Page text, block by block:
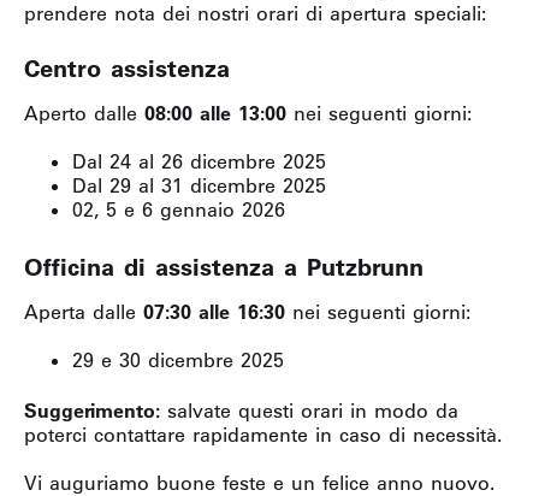
prendere nota dei nostri orari di apertura speciali:
Centro assistenza
Aperto dalle 08:00 alle 13:00 nei seguenti giorni:
Dal 24 al 26 dicembre 2025
Dal 29 al 31 dicembre 2025
02, 5 e 6 gennaio 2026
Officina di assistenza a Putzbrunn
Aperta dalle 07:30 alle 16:30 nei seguenti giorni:
29 e 30 dicembre 2025
Suggerimento: salvate questi orari in modo da
poterci contattare rapidamente in caso di necessità.
Vi auguriamo buone feste e un felice anno nuovo.